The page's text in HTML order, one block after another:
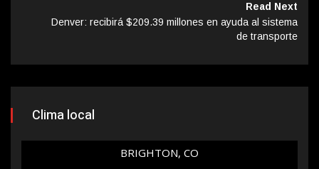
Read Next
Denver: recibirá $209.39 millones en ayuda al sistema
de transporte
Clima local
BRIGHTON, CO